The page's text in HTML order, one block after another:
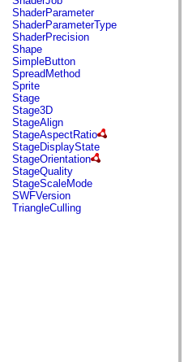
mx.automation.air
mx.automation.delegates
mx.automation.delegates.charts
mx.automation.delegates.containers
mx.automation.delegates.controls
mx.automation.delegates.core
mx.automation.delegates.flashflexkit
mx.automation.events
mx.binding
mx.binding.utils
mx.charts
mx.charts.chartClasses
mx.charts.effects
mx.charts.effects.effectClasses
mx.charts.events
ShaderParameter
ShaderParameterType
ShaderPrecision
Shape
SimpleButton
SpreadMethod
Sprite
Stage
Stage3D
StageAlign
StageAspectRatio
StageDisplayState
StageOrientation
StageQuality
StageScaleMode
SWFVersion
TriangleCulling